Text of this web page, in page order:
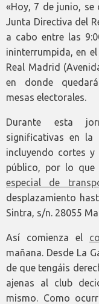
«Hoy, 7 de junio, se
Junta Directiva del
a cabo entre las
ininterrumpida, en
Real Madrid
en donde
mesas electorales.
Durante esta
significativas en
incluyendo cortes
público, por lo
especial de
desplazamiento
Sintra, s/n. 28055
Así comienza el
mañana. Desde La
de que tengáis
ajenas al club
mismo. Como